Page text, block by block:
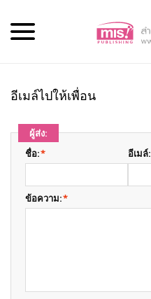
อีเมล์ไปให้เพื่อน
ผู้ส่ง:
*
ชื่อ: อีเมล์:
*
ข้อความ: